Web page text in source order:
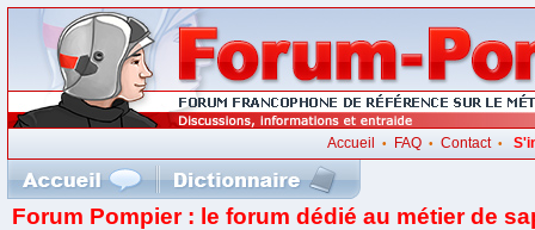
Accueil • FAQ• Contact•
Forum Pompier : le forum dédié au métier de